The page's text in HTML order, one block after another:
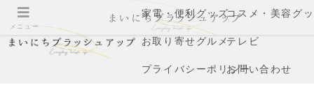
家電・便利グッズコスメ・美容グ
お取り寄せグルメテレビ
プライバシーポリシーお問い合わせ
メニュー